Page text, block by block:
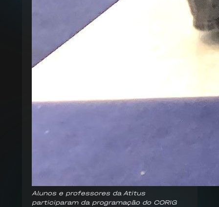
Alunos e professores da Atitus
participaram da programação do CORIG